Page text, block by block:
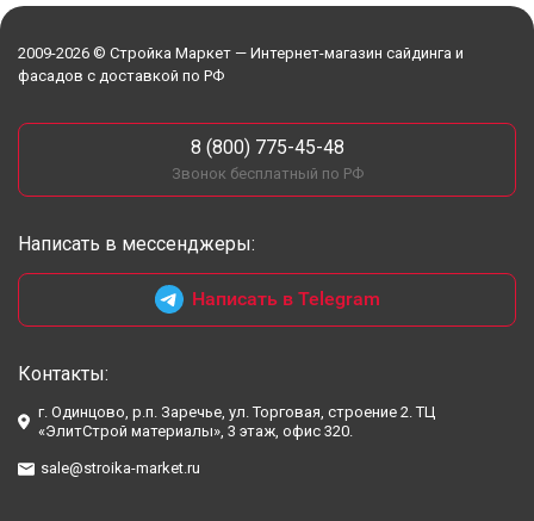
2009-2026 © Стройка Маркет — Интернет-магазин сайдинга и
фасадов с доставкой по РФ
8 (800) 775-45-48
Звонок бесплатный по РФ
Написать в мессенджеры:
Написать в Telegram
Контакты:
г. Одинцово, р.п. Заречье, ул. Торговая, строение 2. ТЦ
«ЭлитСтрой материалы», 3 этаж, офис 320.
sale@stroika-market.ru